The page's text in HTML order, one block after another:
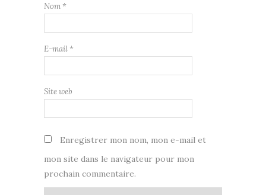
Nom *
E-mail *
Site web
Enregistrer mon nom, mon e-mail et
mon site dans le navigateur pour mon
prochain commentaire.